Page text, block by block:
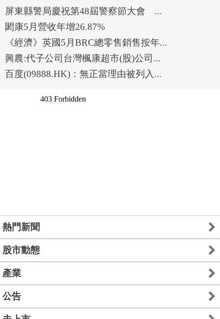
屏東縣警局慶祝第48屆警察節大會 ...
閎康5月營收年增26.87%
《經濟》英國5月BRC總零售銷售按年...
興農:代子公司台灣楓康超市(股)公司...
百度(09888.HK)：無正當理由被列入...
熱門新聞
股市動態
產業
公告